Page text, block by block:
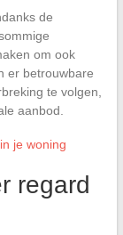
de
om ook
er betrouwbare
te volgen,
aanbod.
je woning
regard